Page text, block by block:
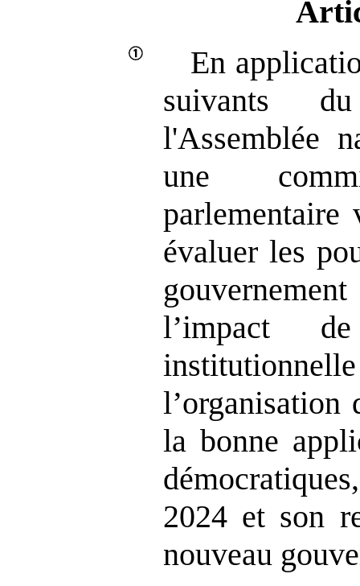
En
suivants
l'Assemblée
une
parlementaire
évaluer les
l’impact
l’organisation
la bonne
2024 et son
nouveau